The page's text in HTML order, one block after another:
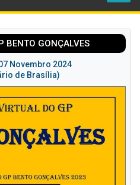
BENTO GONÇALVES
Novembro 2024
de Brasília)